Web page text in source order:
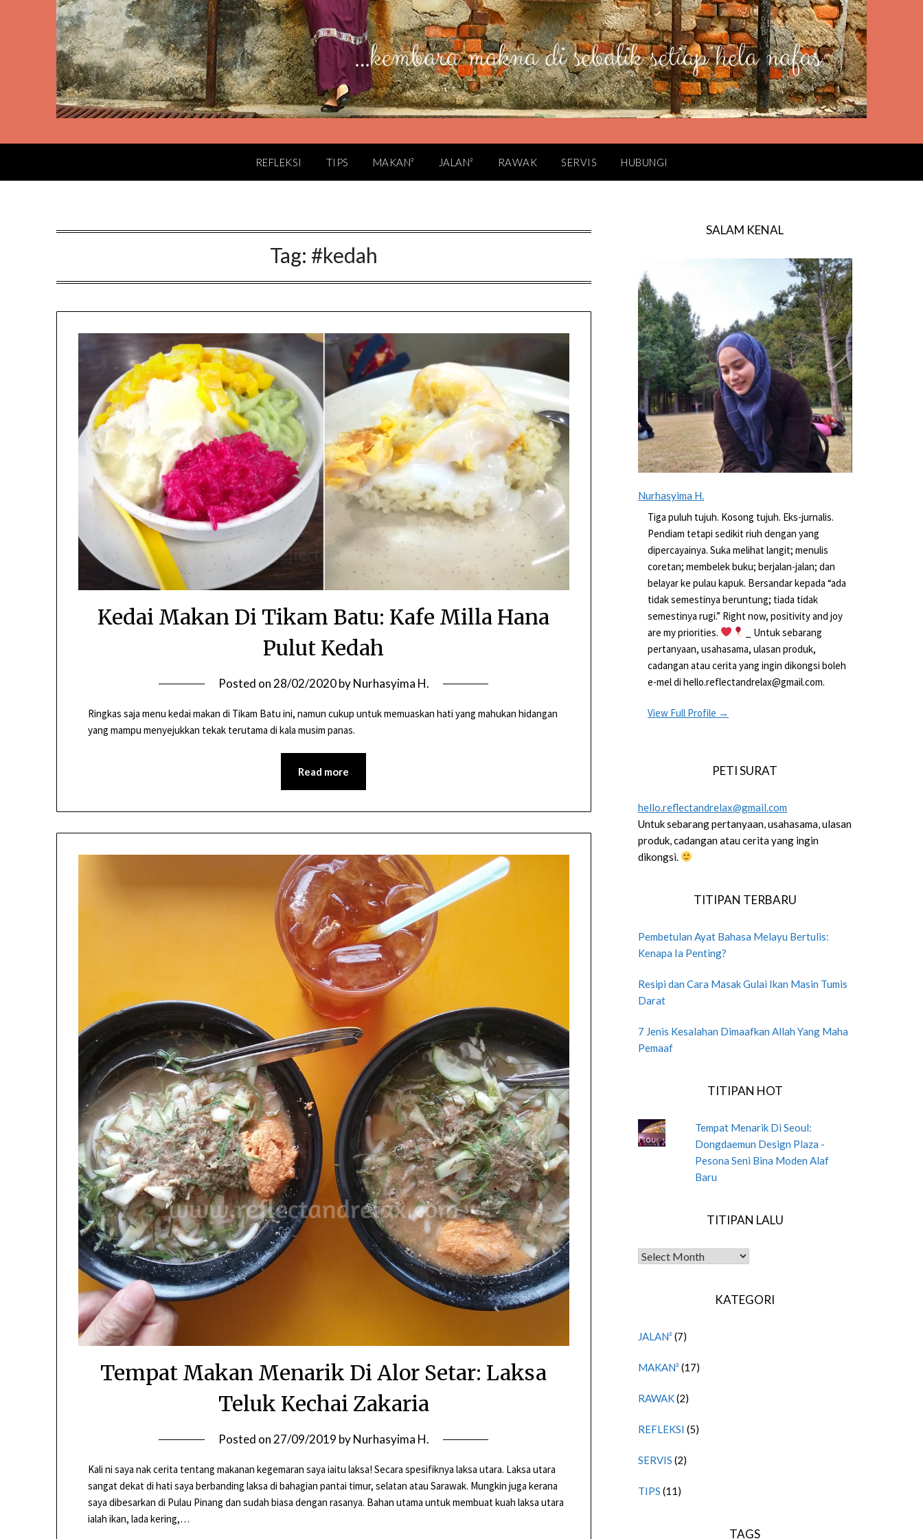
REFLEKSI TIPS MAKAN² JALAN² RAWAK SERVIS HUBUNGI
Tag: #kedah
Kedai Makan Di Tikam Batu: Kafe Milla Hana
Pulut Kedah
Posted on28/02/2020byNurhasyima H.
Ringkas saja menu kedai makan di Tikam Batu ini, namun cukup untuk memuaskan hati yang mahukan hidangan
yang mampu menyejukkan tekak terutama di kala musim panas.
Read more
Tempat Makan Menarik Di Alor Setar: Laksa
Teluk Kechai Zakaria
Posted on 27/09/2019 byNurhasyima H.
Kali ni saya nak cerita tentang makanan kegemaran saya iaitu laksa! Secara spesifiknya laksa utara. Laksa utara
sangat dekat di hati saya berbanding laksa di bahagian pantai timur, selatan atau Sarawak. Mungkin juga kerana
saya dibesarkan di Pulau Pinang dan sudah biasa dengan rasanya. Bahan utama untuk membuat kuah laksa utara
ialah ikan, lada kering,…
SALAM KENAL
Nurhasyima H.
Tiga puluh tujuh. Kosong tujuh. Eks-jurnalis.
Pendiam tetapi sedikit riuh dengan yang
dipercayainya. Suka melihat langit; menulis
coretan; membelek buku; berjalan-jalan; dan
belayar ke pulau kapuk. Bersandar kepada “ada
tidak semestinya beruntung; tiada tidak
semestinya rugi.” Right now, positivity and joy
are my priorities.
_ Untuk sebarang
pertanyaan, usahasama, ulasan produk,
cadangan atau cerita yang ingin dikongsi boleh
e-mel di hello.reflectandrelax@gmail.com.
View Full Profile →
PETI SURAT
hello.reflectandrelax@gmail.com
Untuk sebarang pertanyaan, usahasama, ulasan
produk, cadangan atau cerita yang ingin
dikongsi.
TITIPAN TERBARU
Pembetulan Ayat Bahasa Melayu Bertulis:
Kenapa Ia Penting?
Resipi dan Cara Masak Gulai Ikan Masin Tumis
Darat
7 Jenis Kesalahan Dimaafkan Allah Yang Maha
Pemaaf
TITIPAN HOT
Tempat Menarik Di Seoul:
Dongdaemun Design Plaza -
Pesona Seni Bina Moden Alaf
Baru
TITIPAN LALU
TITIPAN LALU
KATEGORI
JALAN² (7)
MAKAN² (17)
RAWAK(2)
REFLEKSI (5)
SERVIS (2)
TIPS (11)
TAGS